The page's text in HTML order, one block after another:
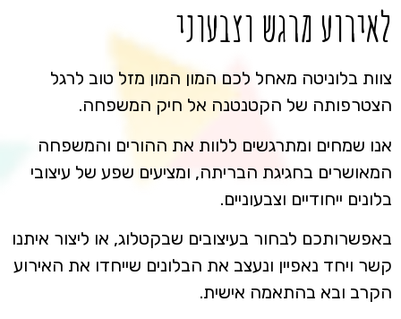
לאירוע מרגש וצבעוני
צוות בלוניטה מאחל לכם המון המון מזל טוב לרגל
הצטרפותה של הקטנטנה אל חיק המשפחה.
אנו שמחים ומתרגשים ללוות את ההורים והמשפחה
המאושרים בחגיגת הבריתה, ומציעים שפע של עיצובי
בלונים ייחודיים וצבעוניים.
באפשרותכם לבחור בעיצובים שבקטלוג, או ליצור איתנו
קשר ויחד נאפיין ונעצב את הבלונים שייחדו את האירוע
הקרב ובא בהתאמה אישית.